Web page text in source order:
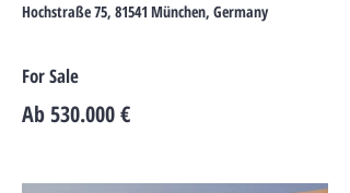
Hochstraße 75, 81541 München, Germany
For Sale
Ab 530.000 €